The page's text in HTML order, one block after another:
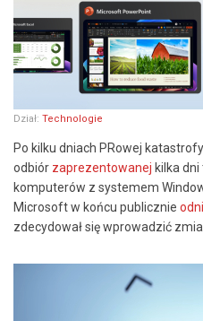
Dział: Technologie
Po kilku dniach PRowej
odbiór zaprezentowanej kilka
komputerów z systemem
Microsoft w końcu publicznie
zdecydował się wprowadzić